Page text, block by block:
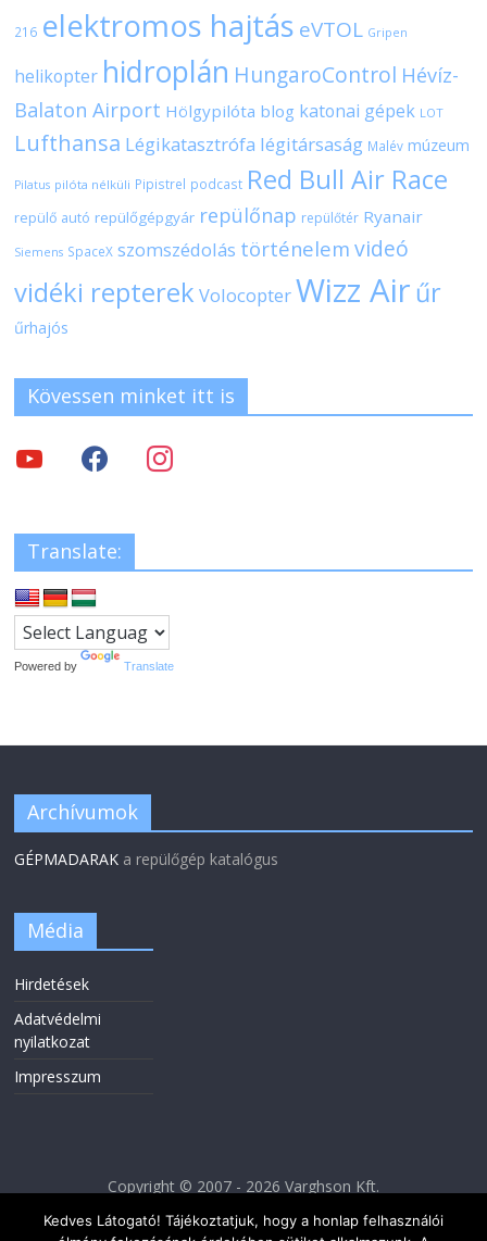
216 elektromos hajtás eVTOL Gripen
helikopter hidroplán HungaroControl Hévíz-
Balaton Airport Hölgypilóta blog katonai gépek LOT
Lufthansa Légikatasztrófa légitársaság Malév múzeum
Pilatus pilóta nélküli Pipistrel podcast Red Bull Air Race
repülő autó repülőgépgyár repülőnap repülőtér Ryanair
Siemens SpaceX szomszédolás történelem videó
vidéki repterek VolocopterWizz Air űr
űrhajós
Kövessen minket itt is
Translate:
Powered by Translate
Archívumok
GÉPMADARAK a repülőgép katalógus
Média
Hirdetések
Adatvédelmi
nyilatkozat
Impresszum
Copyright © 2007 - 2026 Varghson Kft.
Kedves Látogató! Tájékoztatjuk, hogy a honlap felhasználói